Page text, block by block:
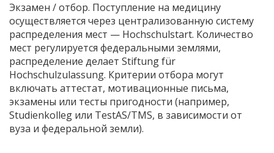
Экзамен / отбор. Поступление на медицину
осуществляется через централизованную систему
распределения мест — Hochschulstart. Количество
мест регулируется федеральными землями,
распределение делает Stiftung für
Hochschulzulassung. Критерии отбора могут
включать аттестат, мотивационные письма,
экзамены или тесты пригодности (например,
Studienkolleg или TestAS/TMS, в зависимости от
вуза и федеральной земли).